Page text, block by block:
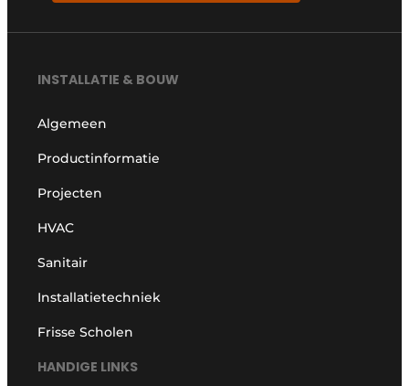
INSTALLATIE & BOUW
Algemeen
Productinformatie
Projecten
HVAC
Sanitair
Installatietechniek
Frisse Scholen
HANDIGE LINKS